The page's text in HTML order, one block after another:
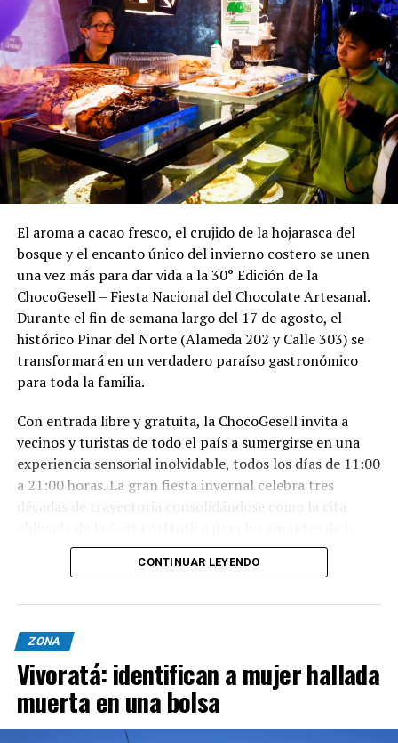
El aroma a cacao fresco, el crujido de la hojarasca del
bosque y el encanto único del invierno costero se unen
una vez más para dar vida a la 30° Edición de la
ChocoGesell – Fiesta Nacional del Chocolate Artesanal.
Durante el fin de semana largo del 17 de agosto, el
histórico Pinar del Norte (Alameda 202 y Calle 303) se
transformará en un verdadero paraíso gastronómico
para toda la familia.
Con entrada libre y gratuita, la ChocoGesell invita a
vecinos y turistas de todo el país a sumergirse en una
experiencia sensorial inolvidable, todos los días de 11:00
a 21:00 horas. La gran fiesta invernal celebra tres
décadas de trayectoria consolidándose como la cita
buena repostería, el paisaje natural y la tradición
geselina.
Sabores, espectáculos y naturaleza en un solo lugar
Nacida en 1996, la fiesta reúne este año al talento de los
mejores expositores, maestros chocolateros y
reposteros de Villa Gesell y de todo el país. Los
asistentes podrán disfrutar de un abanico de propuestas
para cada integrante de la familia:
CONTINUAR LEYENDO
ZONA
Vivoratá: identifican a mujer hallada
muerta en una bolsa